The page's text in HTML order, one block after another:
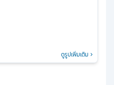
ดูรูปเพิ่มเติม